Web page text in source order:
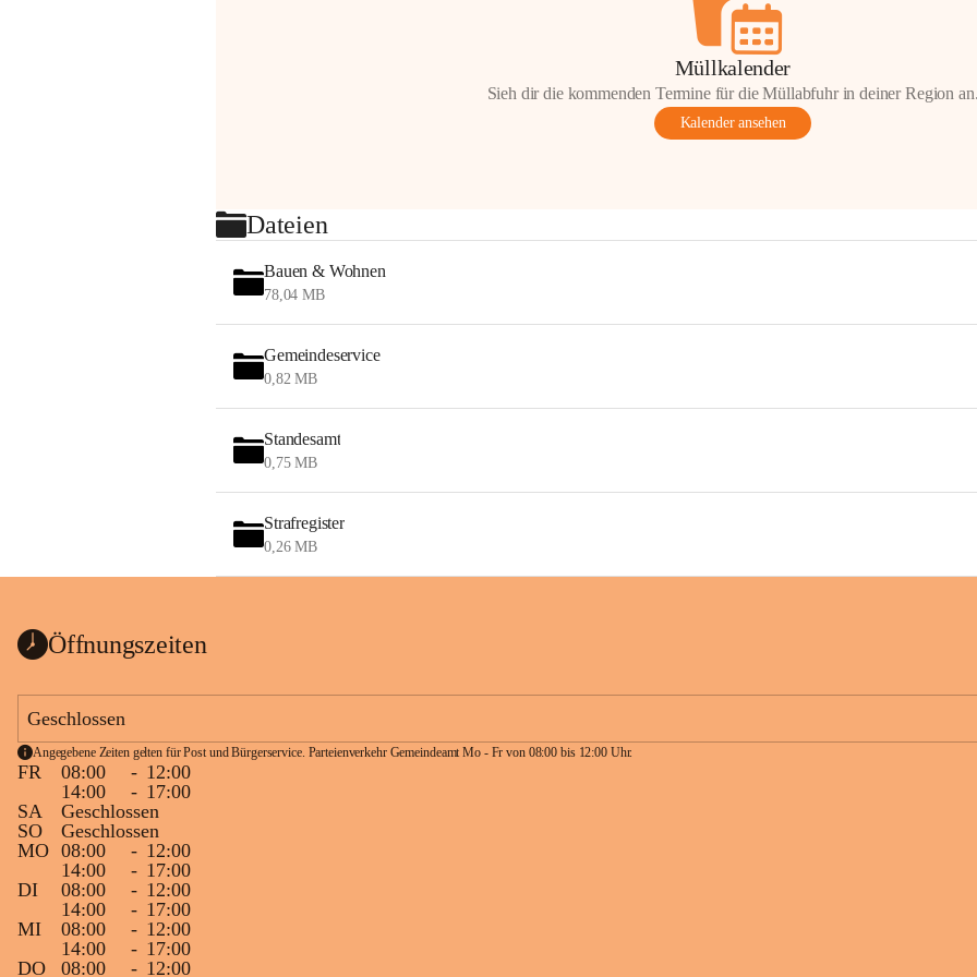
Müllkalender
Sieh dir die kommenden Termine für die Müllabfuhr in deiner Region
Kalender ansehen
Dateien
Bauen & Wohnen
78,04 MB
Gemeindeservice
0,82 MB
Standesamt
0,75 MB
Strafregister
0,26 MB
Öffnungszeiten
Geschlossen
Angegebene Zeiten gelten für Post und Bürgerservice. Parteienverkehr Gemeindeamt Mo - Fr von 08:00 bis 12:00 Uhr.
FR 08:00 - 12:00
14:00
- 17:00
SA
Geschlossen
SO
Geschlossen
MO 08:00 - 12:00
14:00
- 17:00
DI
08:00 - 12:00
14:00
- 17:00
MI
08:00 - 12:00
14:00
- 17:00
DO
08:00 - 12:00